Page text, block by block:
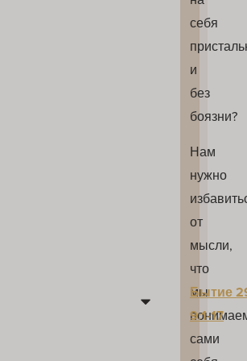
себя
и
без
боязни?
Нам
нужно
от
мысли,
что
мы
сами
Бытие
9:1-17